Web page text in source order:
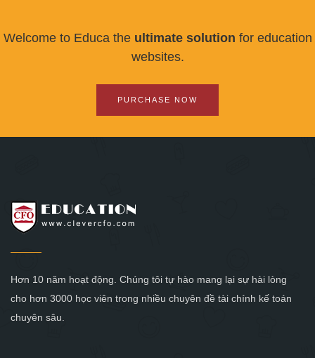
Welcome to Educa the ultimate solution for education
websites.
PURCHASE NOW
Hơn 10 năm hoạt động. Chúng tôi tự hào mang lại sự hài lòng
cho hơn 3000 học viên trong nhiều chuyên đề tài chính kế toán
chuyên sâu.